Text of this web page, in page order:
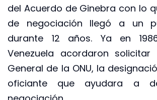
del Acuerdo de Ginebra con lo
de negociación llegó a un
durante 12 años. Ya en
Venezuela acordaron solicitar
General de la ONU, la
oficiante que ayudara a